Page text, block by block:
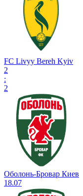
FC Livyy Bereh Kyiv
2
:
2
Оболонь-Бровар Киев
18.07